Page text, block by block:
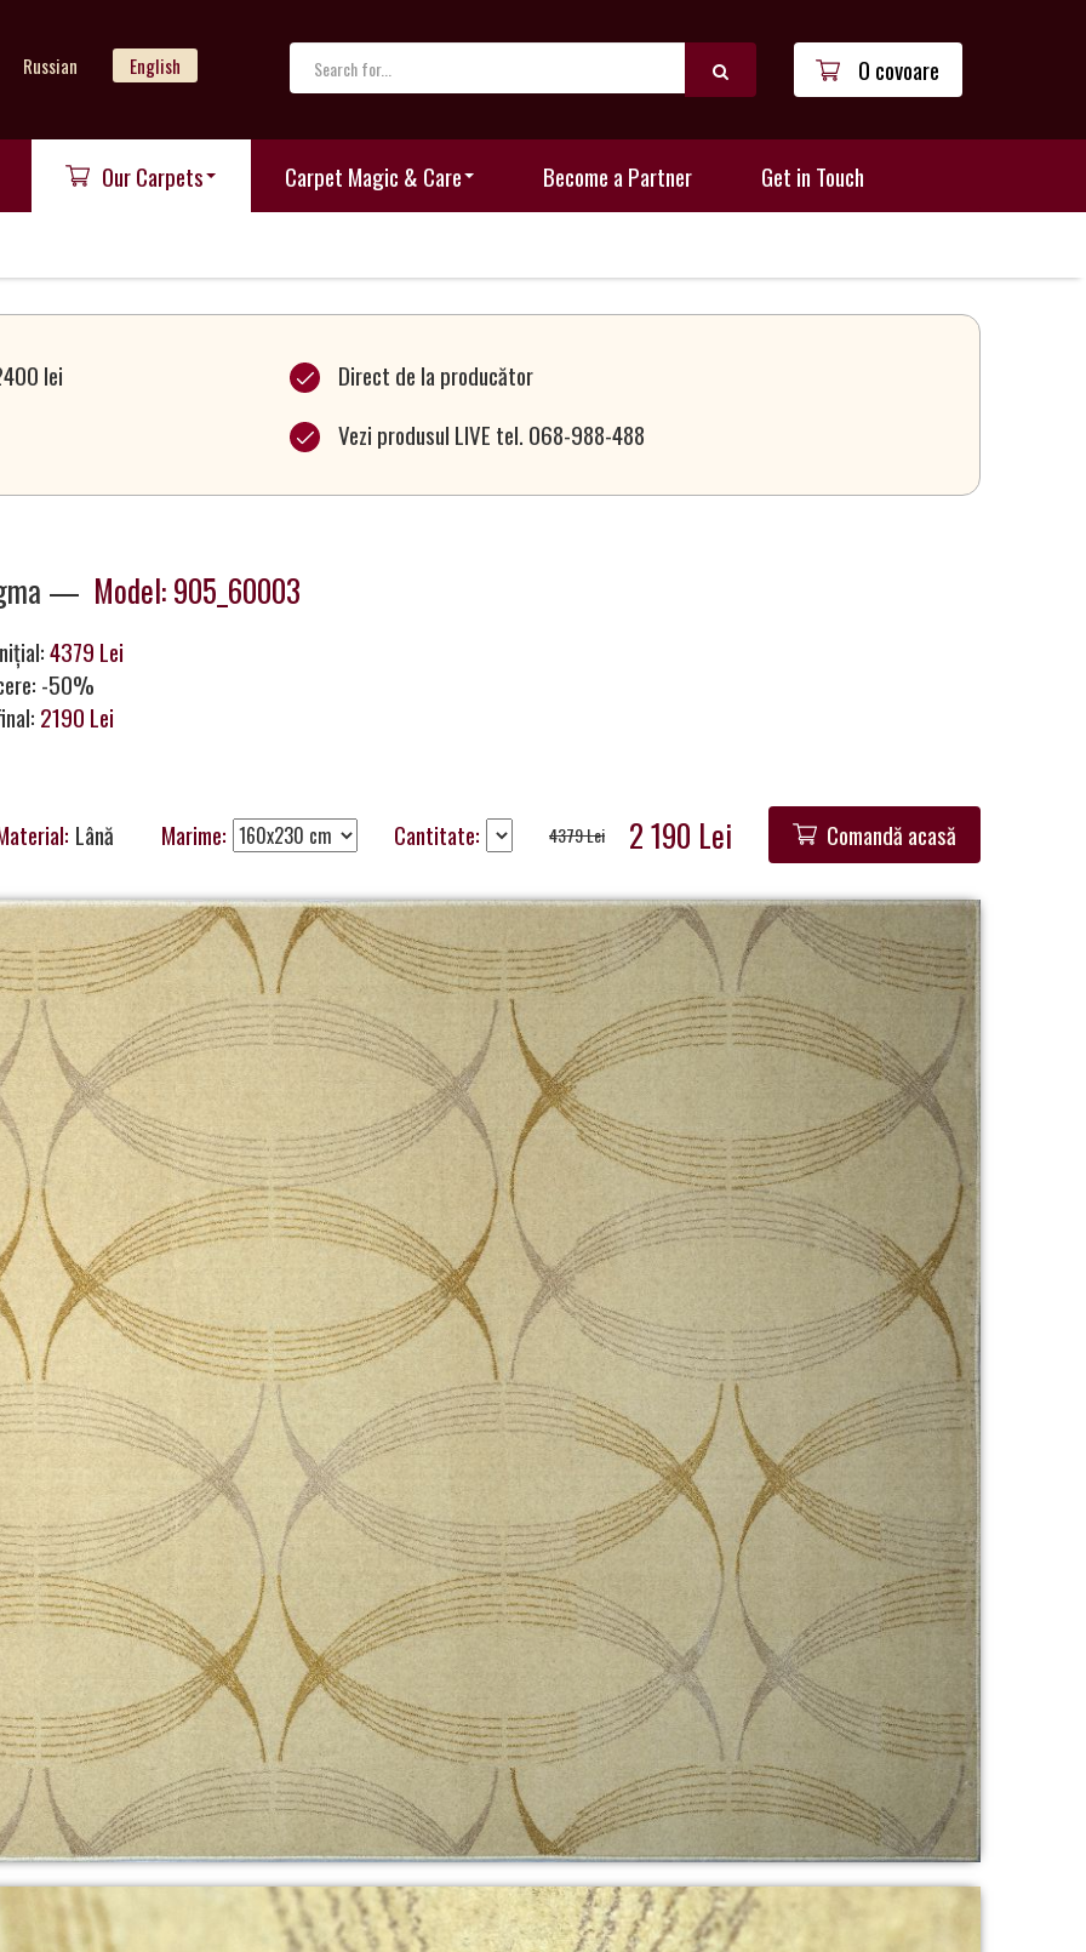
Russian English 0 covoare
Our Carpets Carpet Magic & Care Become a Partner Get in Touch
lei
Direct de la producător
Vezi produsul LIVE tel. 068-988-488
— Model: 905_60003
4379 Lei
-50%
2190 Lei
Lână Marime: Cantitate: 4379 Lei 2 190 Lei Comandă acasă